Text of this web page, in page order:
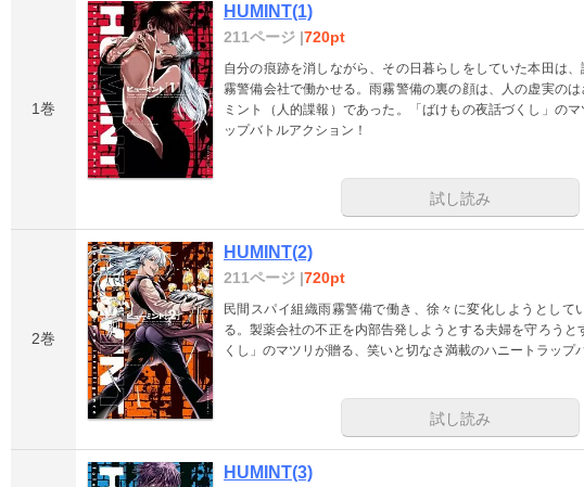
1巻
HUMINT(1)
211ページ |720pt
自分の痕跡を消しながら、その日暮らしをしていた本田は
霧警備会社で働かせる。雨霧警備の裏の顔は、人の虚実の
ミント（人的諜報）であった。「ばけもの夜話づくし」の
ップバトルアクション！
試し読み
2巻
HUMINT(2)
211ページ |720pt
民間スパイ組織雨霧警備で働き、徐々に変化しようとして
る。製薬会社の不正を内部告発しようとする夫婦を守ろう
くし」のマツリが贈る、笑いと切なさ満載のハニートラップ
試し読み
HUMINT(3)